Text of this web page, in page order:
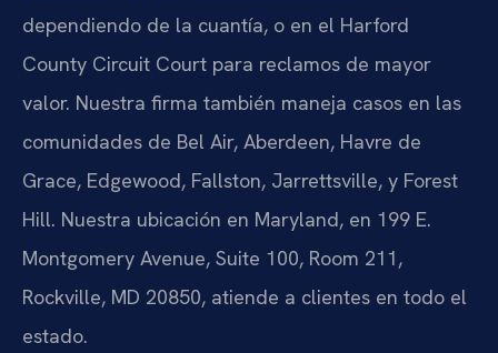
dependiendo de la cuantía, o en el Harford
County Circuit Court para reclamos de mayor
valor. Nuestra firma también maneja casos en las
comunidades de Bel Air, Aberdeen, Havre de
Grace, Edgewood, Fallston, Jarrettsville, y Forest
Hill. Nuestra ubicación en Maryland, en 199 E.
Montgomery Avenue, Suite 100, Room 211,
Rockville, MD 20850, atiende a clientes en todo el
estado.